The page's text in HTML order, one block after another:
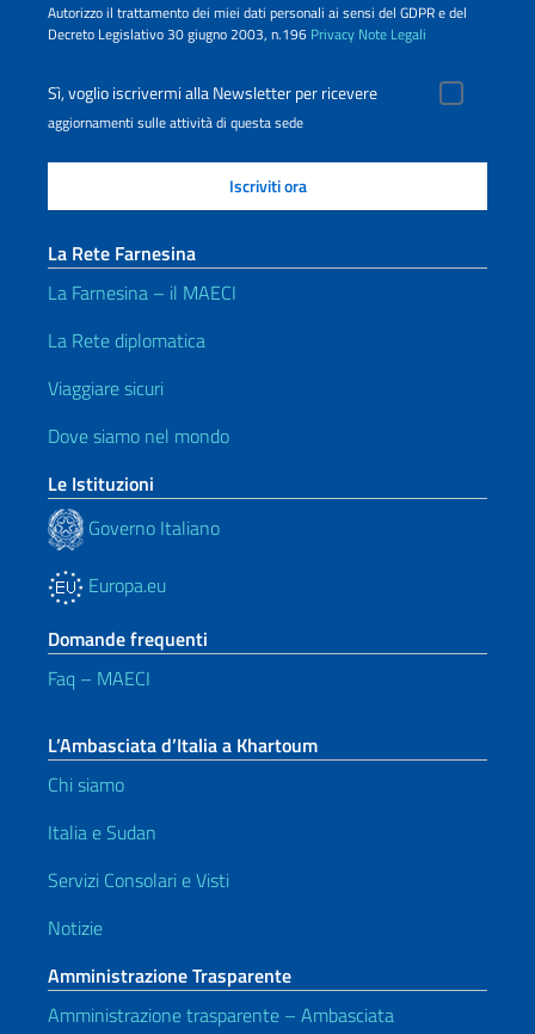
Autorizzo il trattamento dei miei dati personali ai sensi del GDPR e del
Decreto Legislativo 30 giugno 2003, n.196 Privacy Note Legali
Sì, voglio iscrivermi alla Newsletter per ricevere
aggiornamenti sulle attività di questa sede
La Rete Farnesina
La Farnesina – il MAECI
La Rete diplomatica
Viaggiare sicuri
Dove siamo nel mondo
Le Istituzioni
Governo Italiano
Europa.eu
Domande frequenti
Faq – MAECI
L’Ambasciata d’Italia a Khartoum
Chi siamo
Italia e Sudan
Servizi Consolari e Visti
Notizie
Amministrazione Trasparente
Amministrazione trasparente – Ambasciata